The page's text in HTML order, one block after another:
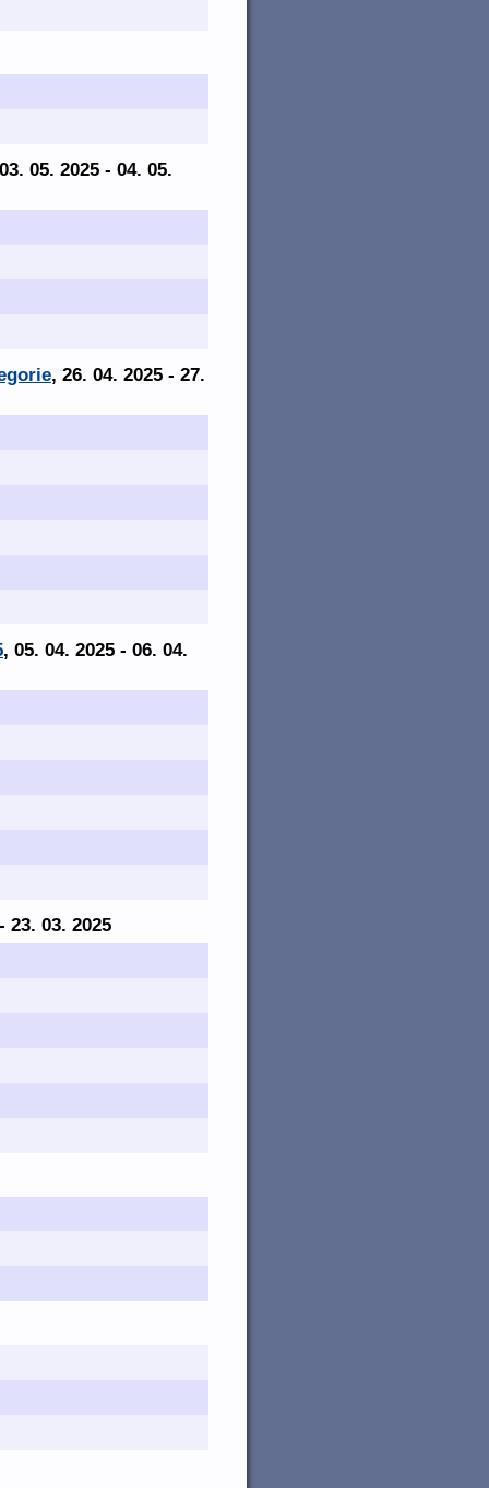
05. 2025 - 04. 05.
, 26. 04. 2025 - 27.
, 05. 04. 2025 - 06. 04.
23. 03. 2025